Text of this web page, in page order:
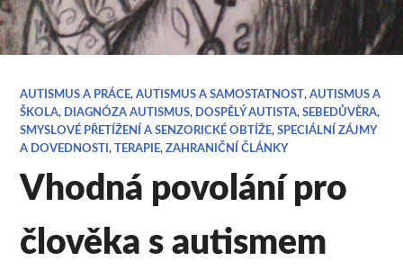
AUTISMUS A PRÁCE,AUTISMUS A SAMOSTATNOST,AUTISMUS A
ŠKOLA, DIAGNÓZA AUTISMUS, DOSPĚLÝ AUTISTA,SEBEDŮVĚRA,
SMYSLOVÉ PŘETÍŽENÍ A SENZORICKÉ OBTÍŽE,SPECIÁLNÍ ZÁJMY
A DOVEDNOSTI,TERAPIE,ZAHRANIČNÍ ČLÁNKY
Vhodná povolání pro
člověka s autismem